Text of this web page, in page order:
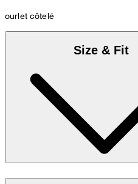
ourlet côtelé
Size & Fit